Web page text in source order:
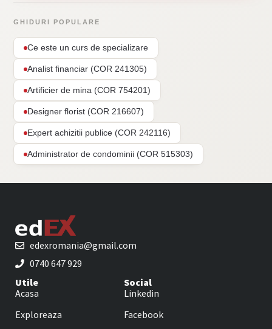
GHIDURI POPULARE
Ce este un curs de specializare
Analist financiar (COR 241305)
Artificier de mina (COR 754201)
Designer florist (COR 216607)
Expert achizitii publice (COR 242116)
Administrator de condominii (COR 515303)
edexromania@gmail.com
0740 647 929
Utile
Acasa
Exploreaza
Social
Linkedin
Facebook